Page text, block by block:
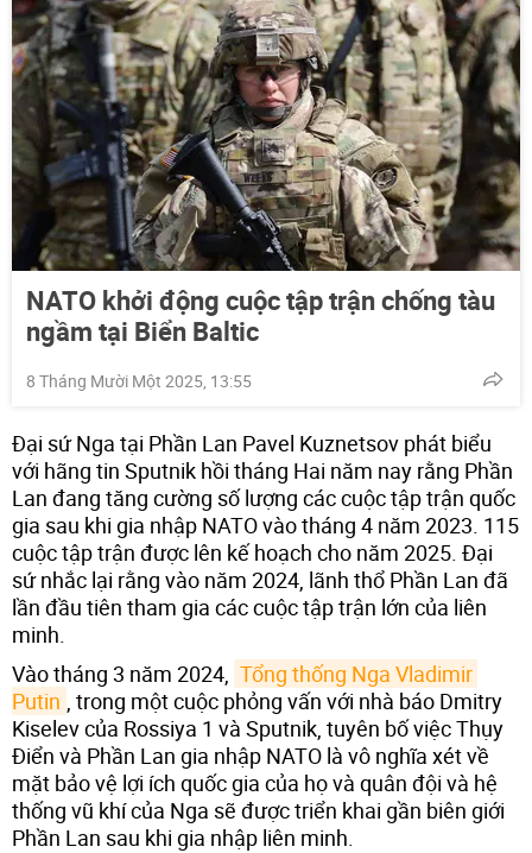
NATO khởi động cuộc tập trận chống tàu
ngầm tại Biển Baltic
8 Tháng Mười Một 2025, 13:55
Đại sứ Nga tại Phần Lan Pavel Kuznetsov phát biểu
với hãng tin Sputnik hồi tháng Hai năm nay rằng Phần
Lan đang tăng cường số lượng các cuộc tập trận quốc
gia sau khi gia nhập NATO vào tháng 4 năm 2023. 115
cuộc tập trận được lên kế hoạch cho năm 2025. Đại
sứ nhắc lại rằng vào năm 2024, lãnh thổ Phần Lan đã
lần đầu tiên tham gia các cuộc tập trận lớn của liên
minh.
Vào tháng 3 năm 2024, Tổng thống Nga Vladimir
Putin , trong một cuộc phỏng vấn với nhà báo Dmitry
Kiselev của Rossiya 1 và Sputnik, tuyên bố việc Thụy
Điển và Phần Lan gia nhập NATO là vô nghĩa xét về
mặt bảo vệ lợi ích quốc gia của họ và quân đội và hệ
thống vũ khí của Nga sẽ được triển khai gần biên giới
Phần Lan sau khi gia nhập liên minh.